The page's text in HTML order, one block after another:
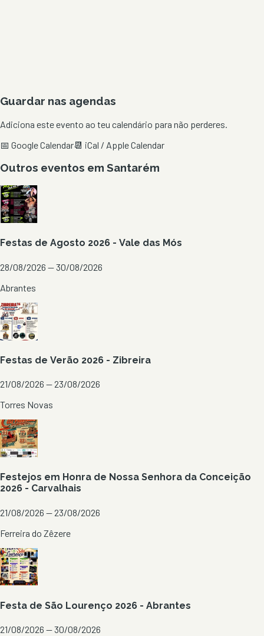
Guardar nas agendas
Adiciona este evento ao teu calendário para não perderes.
📅 Google Calendar📆 iCal / Apple Calendar
Outros eventos em Santarém
Festas de Agosto 2026 - Vale das Mós
28/08/2026 — 30/08/2026
Abrantes
Festas de Verão 2026 - Zibreira
21/08/2026 — 23/08/2026
Torres Novas
Festejos em Honra de Nossa Senhora da Conceição
2026 - Carvalhais
21/08/2026 — 23/08/2026
Ferreira do Zêzere
Festa de São Lourenço 2026 - Abrantes
21/08/2026 — 30/08/2026